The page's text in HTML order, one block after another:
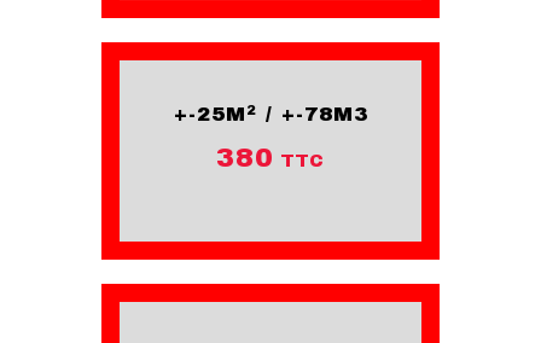
+-25M² / +-78M3
380 TTC